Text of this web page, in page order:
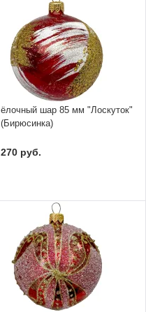
ёлочный шар 85 мм "Лоскуток"
(Бирюсинка)
270 руб.